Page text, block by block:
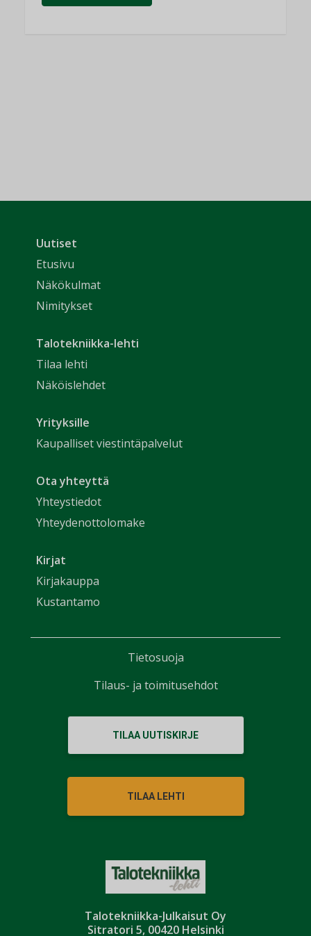
Talotekniikka-Julkaisut Oy
Sitratori 5, 00420 Helsinki
Uutiset
Etusivu
Näkökulmat
Nimitykset
Talotekniikka-lehti
Tilaa lehti
Näköislehdet
Yrityksille
Kaupalliset viestintäpalvelut
Ota yhteyttä
Yhteystiedot
Yhteydenottolomake
Kirjat
Kirjakauppa
Kustantamo
TILAA UUTISKIRJE
TILAA LEHTI
Tietosuoja
Tilaus- ja toimitusehdot